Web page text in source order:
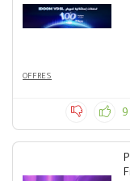
OFFRES
9